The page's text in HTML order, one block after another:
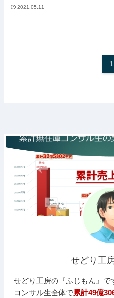
2021.05.11
1
せどり工
せどり工房の『ふじもん』で
コンサル生全体で累計49億